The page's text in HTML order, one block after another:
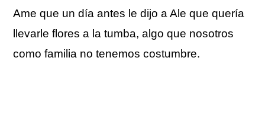
Ame que un día antes le dijo a Ale que quería
llevarle flores a la tumba, algo que nosotros
como familia no tenemos costumbre.